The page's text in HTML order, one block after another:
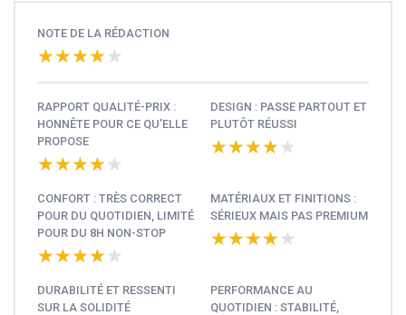
NOTE DE LA RÉDACTION
★★★★★
★★★★★
RAPPORT QUALITÉ-PRIX :
HONNÊTE POUR CE QU’ELLE
PROPOSE
★★★★★
★★★★★
DESIGN : PASSE PARTOUT ET
PLUTÔT RÉUSSI
★★★★★
★★★★★
CONFORT : TRÈS CORRECT
POUR DU QUOTIDIEN, LIMITÉ
POUR DU 8H NON-STOP
★★★★★
★★★★★
MATÉRIAUX ET FINITIONS :
SÉRIEUX MAIS PAS PREMIUM
★★★★★
★★★★★
DURABILITÉ ET RESSENTI
SUR LA SOLIDITÉ
PERFORMANCE AU
QUOTIDIEN : STABILITÉ,